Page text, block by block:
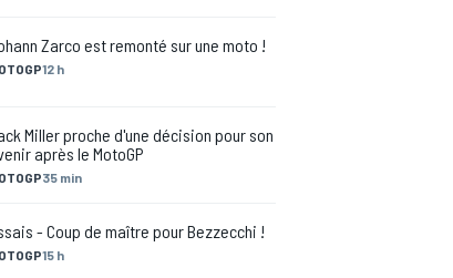
12 h
Zarco est remonté sur une moto !
35 min
Miller proche d'une décision pour son
après le MotoGP
15 h
- Coup de maître pour Bezzecchi !